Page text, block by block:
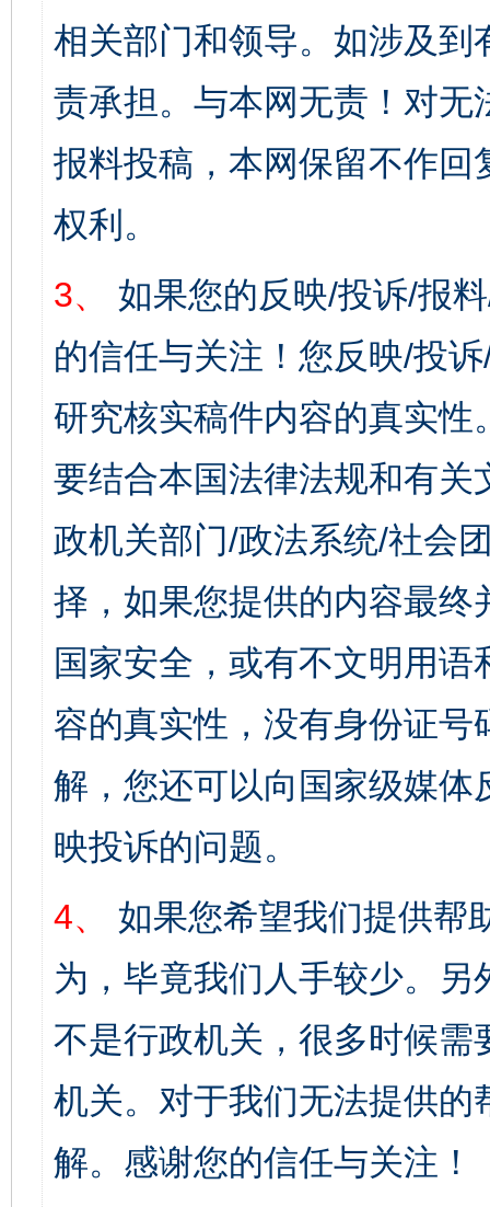
相关部门和领导。如涉及
责承担。与本网无责！对
报料投稿，本网保留不作
权利。
3、
如果您的反映/投诉/报
的信任与关注！您反映/投
研究核实稿件内容的真实
要结合本国法律法规和有关
政机关部门/政法系统/社会
择，如果您提供的内容最
国家安全，或有不文明用
容的真实性，没有身份证
解，您还可以向国家级媒
映投诉的问题。
4、
如果您希望我们提供帮
为，毕竟我们人手较少。
不是行政机关，很多时候
机关。对于我们无法提供
解。感谢您的信任与关注！